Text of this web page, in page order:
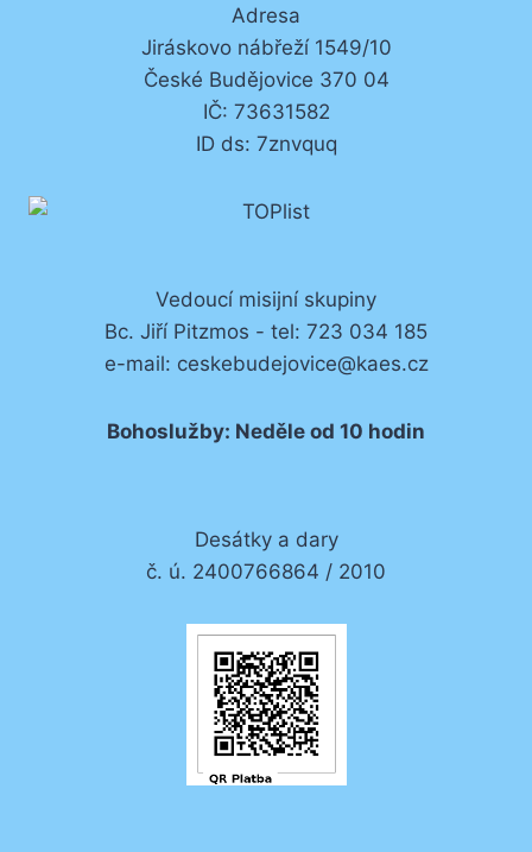
Adresa
Jiráskovo nábřeží 1549/10
České Budějovice 370 04
IČ: 73631582
ID ds: 7znvquq
Vedoucí misijní skupiny
Bc. Jiří Pitzmos - tel: 723 034 185
e-mail: ceskebudejovice@kaes.cz
Bohoslužby: Neděle od 10 hodin
Desátky a dary
č. ú. 2400766864 / 2010